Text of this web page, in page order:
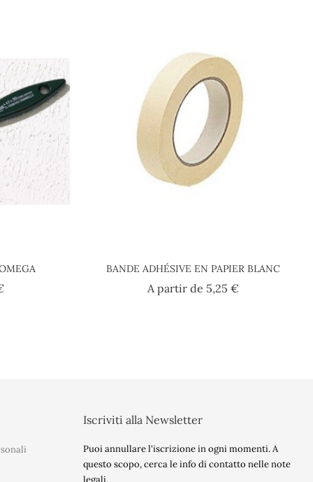
Prezzo
BANDE ADHÉSIVE EN PAPIER BLANC
A partir de 5,25 €Prezzo
Iscriviti alla Newsletter
Puoi annullare l'iscrizione in ogni momenti. A
questo scopo, cerca le info di contatto nelle note
legali.